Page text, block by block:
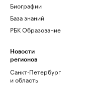
Биографии
База знаний
РБК Образование
Новости
регионов
Санкт-Петербург
и область